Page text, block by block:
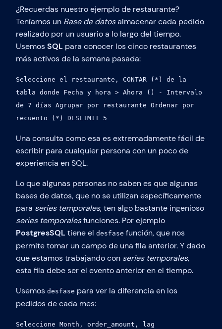
¿Recuerdas nuestro ejemplo de restaurante?
Teníamos un Base de datosalmacenar cada pedido
realizado por un usuario a lo largo del tiempo.
UsemosSQL para conocer los cinco restaurantes
más activos de la semana pasada:
Seleccione el restaurante, CONTAR (*) de la
tabla donde Fecha y hora > Ahora () - Intervalo
de 7 días Agrupar por restaurante Ordenar por
recuento (*) DESLIMIT 5
Una consulta como esa es extremadamente fácil de
escribir para cualquier persona con un poco de
experiencia en SQL.
Lo que algunas personas no saben es que algunas
bases de datos, que no se utilizan específicamente
para series temporales, ten algo bastante ingenioso
series temporalesfunciones. Por ejemplo
PostgresSQL tiene el desfase función, que nos
permite tomar un campo de una fila anterior. Y dado
que estamos trabajando con series temporales,
esta fila debe ser el evento anterior en el tiempo.
Usemos desfase para ver la diferencia en los
pedidos de cada mes:
Seleccione Month, order_amount, lag